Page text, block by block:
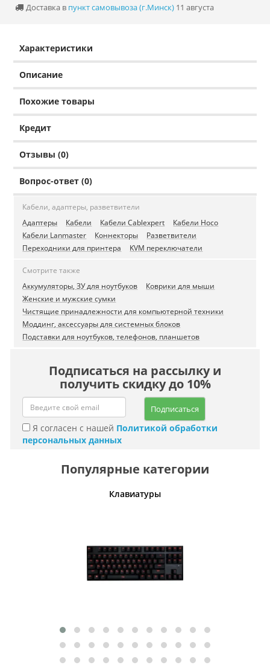
Доставка в пункт самовывоза (г.Минск) 11 августа
Характеристики
Описание
Похожие товары
Кредит
Отзывы (0)
Вопрос-ответ (0)
Кабели, адаптеры, разветвители
Адаптеры
Кабели Кабели Cablexpert
Кабели Hoco
Кабели Lanmaster
Коннекторы
Разветвители
Переходники для принтера
KVM переключатели
Смотрите также
Аккумуляторы, ЗУ для ноутбуков
Коврики для мыши
Женские и мужские сумки
Чистящие принадлежности для компьютерной техники
Моддинг, аксессуары для системных блоков
Подставки для ноутбуков, телефонов, планшетов
Подписаться на рассылку и
получить скидку до 10%
Подписаться
Я согласен с нашей Политикой обработки
персональных данных
Популярные категории
Клавиатуры